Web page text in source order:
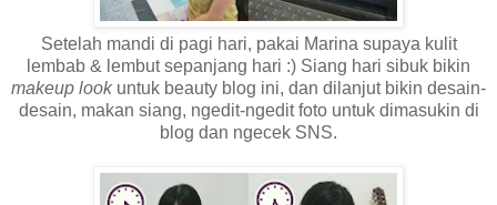
Setelah mandi di pagi hari, pakai Marina supaya kulit
lembab & lembut sepanjang hari :) Siang hari sibuk bikin
makeup lookuntuk beauty blog ini, dan dilanjut bikin desain-
desain, makan siang, ngedit-ngedit foto untuk dimasukin di
blog dan ngecek SNS.